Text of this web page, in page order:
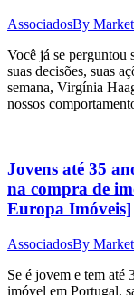
AssociadosBy
Você já se perguntou
suas decisões, suas
semana, Virgínia
nossos
Jovens até 35
na compra de
Europa Imóveis]
AssociadosBy
Se é jovem e tem até
imóvel em Portugal,